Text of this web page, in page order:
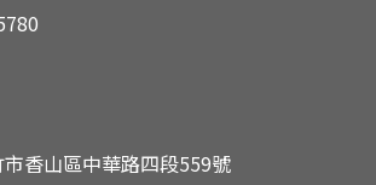
香山區中華路四段559號